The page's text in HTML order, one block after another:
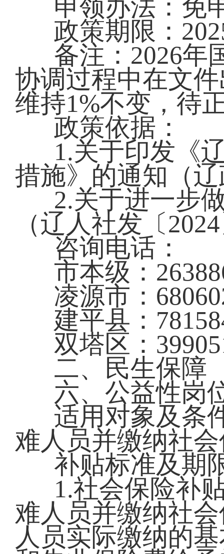
申领办法：免
政策期限：
备注：2026年
协调过程中在文
维持1%不变，待
政策依据：
1.关于印发《
措施》的通知（
2.关于进一步
（辽人社发〔
咨询电话：
市本级：
凌源市：
建平县：
双塔区：
二、民生保障
六、公益性岗
适用对象及条
难人员并缴纳社
补贴标准及期
1.社会保险补
难人员并缴纳社
人员实际缴纳的